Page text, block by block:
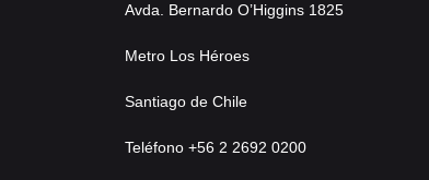
Avda. Bernardo O’Higgins 1825
Metro Los Héroes
Santiago de Chile
Teléfono +56 2 2692 0200